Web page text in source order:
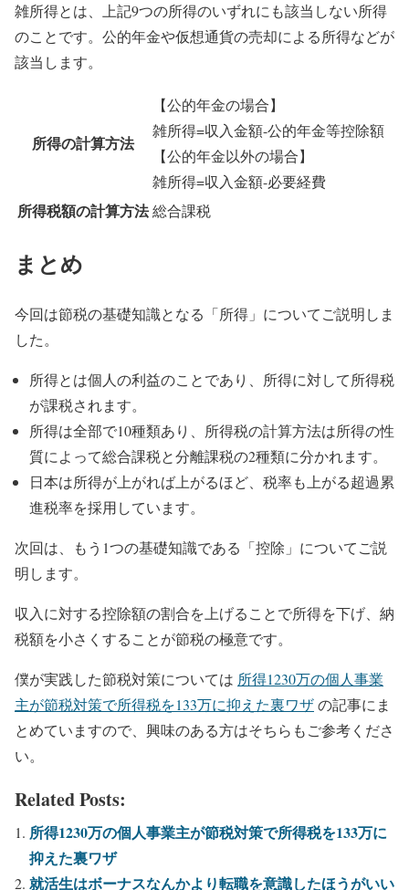
雑所得とは、上記9つの所得のいずれにも該当しない所得
のことです。公的年金や仮想通貨の売却による所得などが
該当します。
所得の計算方法
【公的年金の場合】
雑所得=収入金額-公的年金等控除額
【公的年金以外の場合】
雑所得=収入金額-必要経費
所得税額の計算方法総合課税
まとめ
今回は節税の基礎知識となる「所得」についてご説明しま
した。
所得とは個人の利益のことであり、所得に対して所得税
が課税されます。
所得は全部で10種類あり、所得税の計算方法は所得の性
質によって総合課税と分離課税の2種類に分かれます。
日本は所得が上がれば上がるほど、税率も上がる超過累
進税率を採用しています。
次回は、もう1つの基礎知識である「控除」についてご説
明します。
収入に対する控除額の割合を上げることで所得を下げ、納
税額を小さくすることが節税の極意です。
僕が実践した節税対策については 所得1230万の個人事業
主が節税対策で所得税を133万に抑えた裏ワザの記事にま
とめていますので、興味のある方はそちらもご参考くださ
い。
Related Posts:
所得1230万の個人事業主が節税対策で所得税を133万に
抑えた裏ワザ
就活生はボーナスなんかより転職を意識したほうがいい